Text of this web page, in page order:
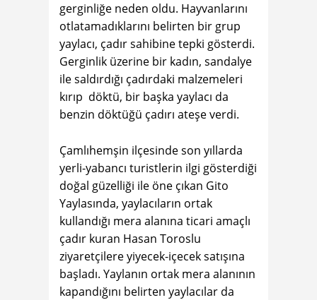
gerginliğe neden oldu. Hayvanlarını
otlatamadıklarını belirten bir grup
yaylacı, çadır sahibine tepki gösterdi.
Gerginlik üzerine bir kadın, sandalye
ile saldırdığı çadırdaki malzemeleri
kırıp döktü, bir başka yaylacı da
benzin döktüğü çadırı ateşe verdi.
Çamlıhemşin ilçesinde son yıllarda
yerli-yabancı turistlerin ilgi gösterdiği
doğal güzelliği ile öne çıkan Gito
Yaylasında, yaylacıların ortak
kullandığı mera alanına ticari amaçlı
çadır kuran Hasan Toroslu
ziyaretçilere yiyecek-içecek satışına
başladı. Yaylanın ortak mera alanının
kapandığını belirten yaylacılar da